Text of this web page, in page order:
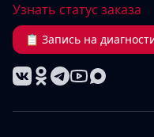
Узнать статус заказа
📋 Запись на